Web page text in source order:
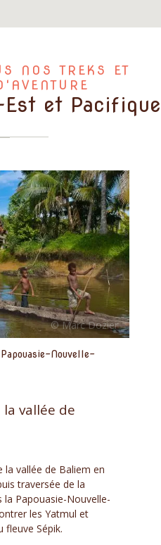
NOS TREKS ET
et Pacifique
Papouasie-Nouvelle-
la vallée de
la vallée de Baliem en
traversée de la
Papouasie-Nouvelle-
les Yatmul et
fleuve Sépik.